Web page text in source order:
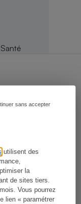
utilisent des
la
de sites tiers.
Vous pourrez
lien « paramétrer
sans accepter
s’habituer au
?
vendues sur
- 9 sur 10
des